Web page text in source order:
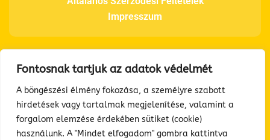
Fontosnak tartjuk az adatok védelmét
A böngészési élmény fokozása, a személyre szabott
hirdetések vagy tartalmak megjelenítése, valamint a
forgalom elemzése érdekében sütiket (cookie)
használunk. A "Mindet elfogadom" gombra kattintva
Impresszum
Elérhetőségeink
Telefon: +36 70 366 3160
E-mail: info@feelgoodhouse.hu